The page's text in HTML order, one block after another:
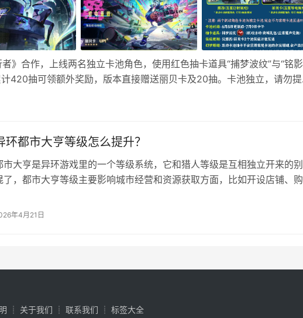
》合作，上线两名独立卡池角色，使用红色抽卡道具“捕梦波纹”与“铭
420抽可领额外奖励，版本直接赠送丽贝卡及20抽。卡池独立，请勿提
…
环都市大亨等级怎么提升？
市大亨是异环游戏里的一个等级系统，它和猎人等级是互相独立开来的
了，都市大亨等级主要影响城市经营和资源获取方面，比如开设店铺、购
环都市大亨等级提升方法教程 都市大亨等级升级主要就是看你方斯的累计
年4月21日
┊ 关于我们 ┊ 联系我们 ┊ 标签大全